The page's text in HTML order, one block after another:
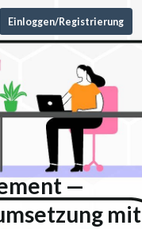
Einloggen/Registrierung
—
mit